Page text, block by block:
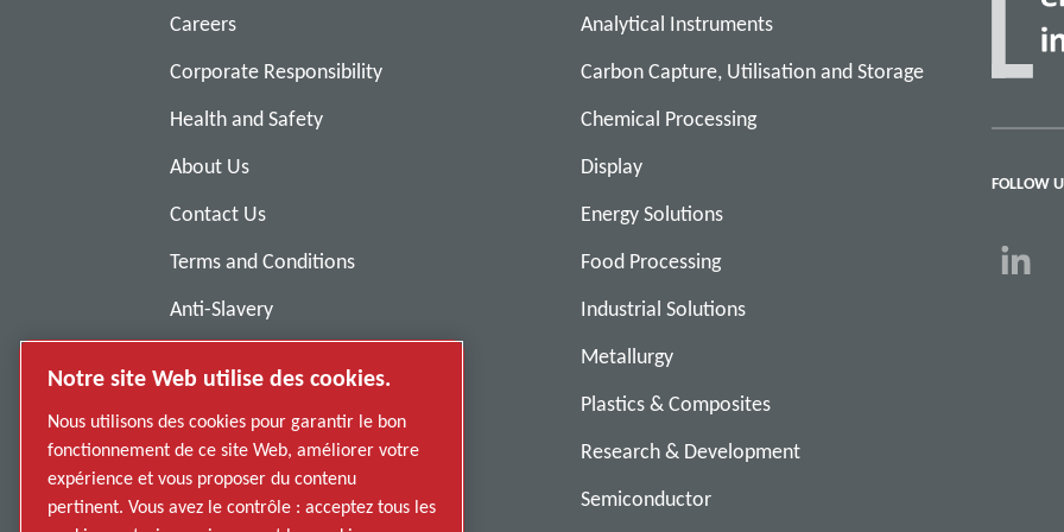
Careers
Corporate Responsibility
Health and Safety
About Us
Contact Us
Terms and Conditions
Anti-Slavery
Suppliers
Accessibility
Analytical Instruments
Carbon Capture, Utilisation and Storage
Chemical Processing
Display
Energy Solutions
Food Processing
Industrial Solutions
Metallurgy
Plastics & Composites
Research & Development
Semiconductor
FOLLOW
Notre site Web utilise des cookies.
Nous utilisons des cookies pour garantir le bon
fonctionnement de ce site Web, améliorer votre
expérience et vous proposer du contenu
pertinent. Vous avez le contrôle : acceptez tous les